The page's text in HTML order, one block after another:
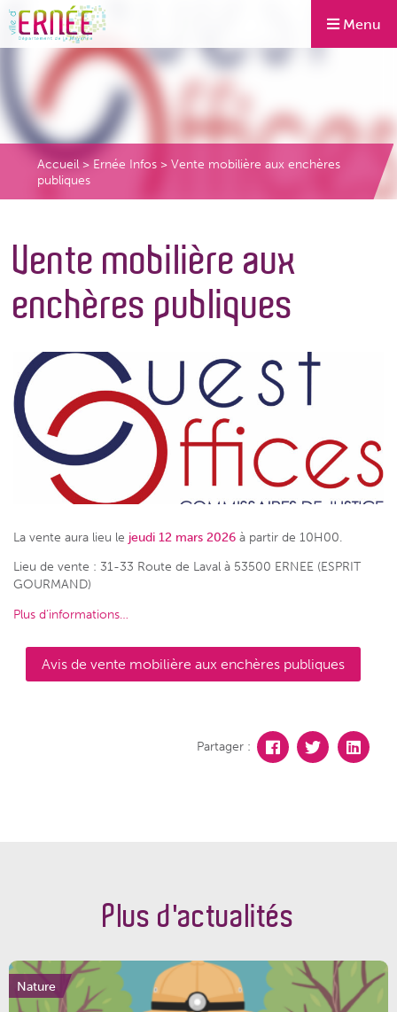
Menu
Accueil > Ernée Infos > Vente mobilière aux enchères
publiques
Vente mobilière aux
enchères publiques
La vente aura lieu le jeudi 12 mars 2026 à partir de 10H00.
Lieu de vente : 31-33 Route de Laval à 53500 ERNEE (ESPRIT
GOURMAND)
Plus d’informations…
Avis de vente mobilière aux enchères publiques
Partager :
Plus d'actualités
Nature